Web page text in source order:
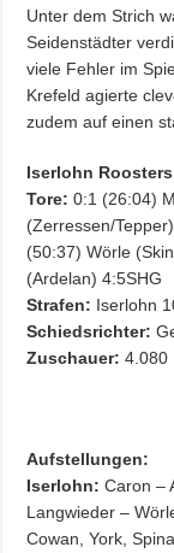
Unter dem Strich
Seidenstädter
viele Fehler im
Krefeld agierte
zudem auf einen
Iserlohn
Tore: 0:1 (26:04)
(Zerressen/
(50:37) Wörle
(Ardelan) 4:5SHG
Strafen: Iserlohn
Schiedsrichter:
Zuschauer: 4.080
Aufstellungen:
Iserlohn: Caron –
Langwieder –
Cowan, York,